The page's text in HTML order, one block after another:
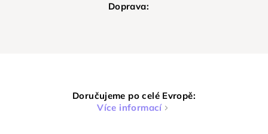
Doprava:
Doručujeme po celé Evropě:
Více informací